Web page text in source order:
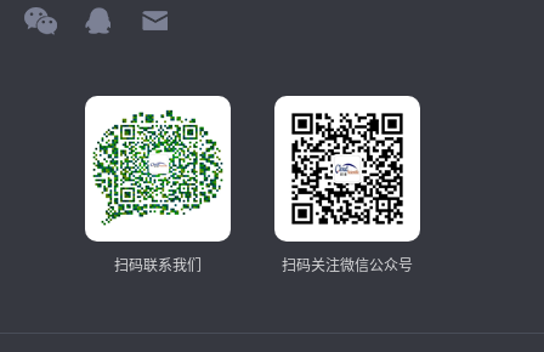
扫码联系我们 扫码关注微信公众号